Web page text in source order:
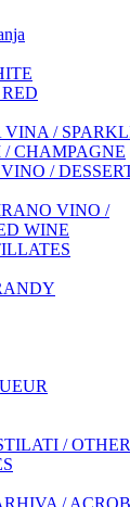
VINA /
/ CHAMPAGNE
/
VINO /
WINE
/ OTHER
/